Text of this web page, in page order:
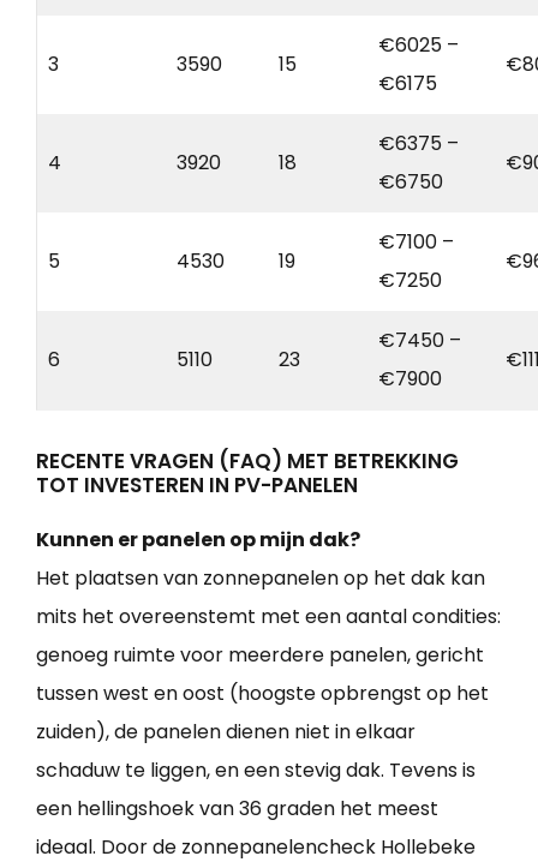
3 3590 15
€6025 –
€6175
4 3920 18
€6375 –
€6750
5 4530 19
€7100 –
€7250
6 5110 23
€7450 –
€7900
RECENTE VRAGEN (FAQ) MET BETREKKING
TOT INVESTEREN IN PV-PANELEN
Kunnen er panelen op mijn dak?
Het plaatsen van zonnepanelen op het dak kan
mits het overeenstemt met een aantal condities:
genoeg ruimte voor meerdere panelen, gericht
tussen west en oost (hoogste opbrengst op het
zuiden), de panelen dienen niet in elkaar
schaduw te liggen, en een stevig dak. Tevens is
een hellingshoek van 36 graden het meest
ideaal. Door de zonnepanelencheck Hollebeke